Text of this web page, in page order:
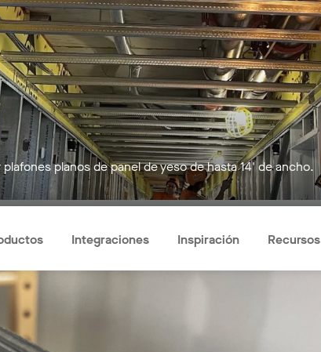
planos de panel de yeso de hasta 14' de ancho.
Integraciones Inspiración Recursos